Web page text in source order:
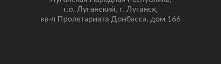
г.о. Луганский, г. Луганск,
кв-л Пролетариата Донбасса, дом 166